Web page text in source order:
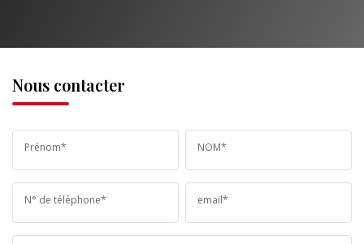
Nous contacter
Prénom* NOM*
N° de téléphone* email*